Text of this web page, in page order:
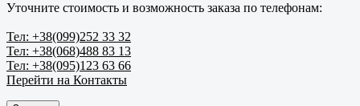
Уточните стоимость и возможность заказа по телефонам:
Тел: +38(099)252 33 32
Тел: +38(068)488 83 13
Тел: +38(095)123 63 66
Перейти на Контакты